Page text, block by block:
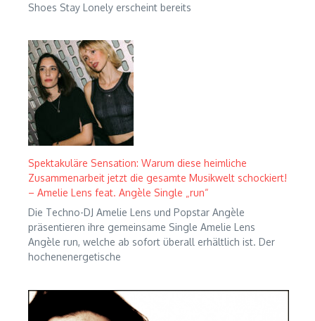
Shoes Stay Lonely erscheint bereits
Spektakuläre Sensation: Warum diese heimliche
Zusammenarbeit jetzt die gesamte Musikwelt schockiert!
– Amelie Lens feat. Angèle Single „run“
Die Techno-DJ Amelie Lens und Popstar Angèle
präsentieren ihre gemeinsame Single Amelie Lens
Angèle run, welche ab sofort überall erhältlich ist. Der
hochenenergetische